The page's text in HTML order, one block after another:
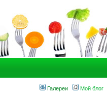
Галереи Мой блог